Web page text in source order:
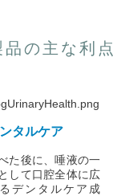
品の主な利点
タルケア
た後に、唾液の一
して口腔全体に広
デンタルケア成